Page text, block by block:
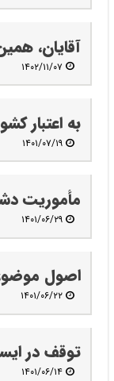
آقایان،
۱۴۰۲/۱۱/۰۷
به اعتبار
۱۴۰۱/۰۷/۱۹
مأموریت
۱۴۰۱/۰۶/۲۹
اصول
۱۴۰۱/۰۶/۲۲
توقف در
۱۴۰۱/۰۶/۱۴